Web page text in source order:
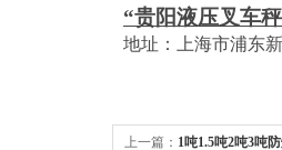
“贵阳液压叉车
地址：上海市浦东
上一篇： 1吨1.5吨2吨3吨